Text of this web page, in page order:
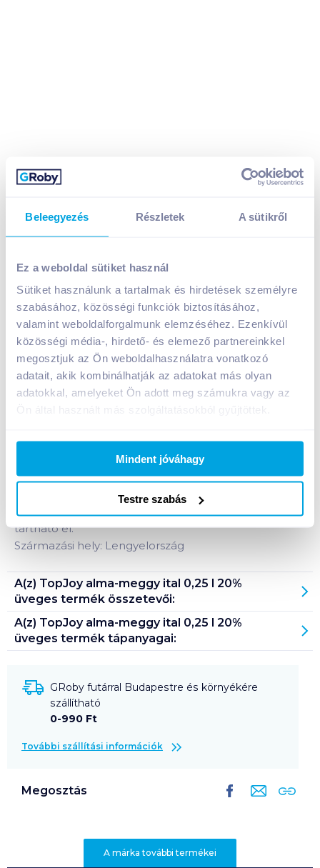
Beleegyezés Részletek A sütikről
Ez a weboldal sütiket használ
Sütiket használunk a tartalmak és hirdetések személyre
szabásához, közösségi funkciók biztosításához,
valamint weboldalforgalmunk elemzéséhez. Ezenkívül
közösségi média-, hirdető- és elemező partnereinkkel
megosztjuk az Ön weboldalhasználatra vonatkozó
adatait, akik kombinálhatják az adatokat más olyan
adatokkal, amelyeket Ön adott meg számukra vagy az
Mindent jóváhagy
Testre szabás
TopJoy alma-meggy ital 0,25 l 20% üveges
A termék megszűnt
Bevásárlólistához adom Értesíts, ha olcsóbb!
Termékleírás a(z)
Sűrített meggyből és almából készült, pasztőrözött
ital. Tartósítószert nem tartalmaz.
Tárolási információ: fénytől védett, hűvös helyen
tárolandó. Felbontás után hűtőben tárolva 48 óráig
tartható el.
Származási hely: Lengyelország
A(z) TopJoy alma-meggy ital 0,25 l 20%
üveges termék összetevői:
A(z) TopJoy alma-meggy ital 0,25 l 20%
üveges termék tápanyagai:
GRoby futárral Budapestre és környékére
szállítható
0-990 Ft
További szállítási információk
Megosztás
A márka további termékei